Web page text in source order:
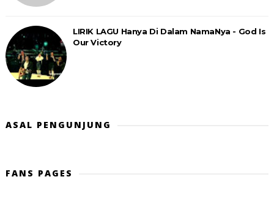
LIRIK LAGU Hanya Di Dalam NamaNya - God Is
Our Victory
ASAL PENGUNJUNG
FANS PAGES